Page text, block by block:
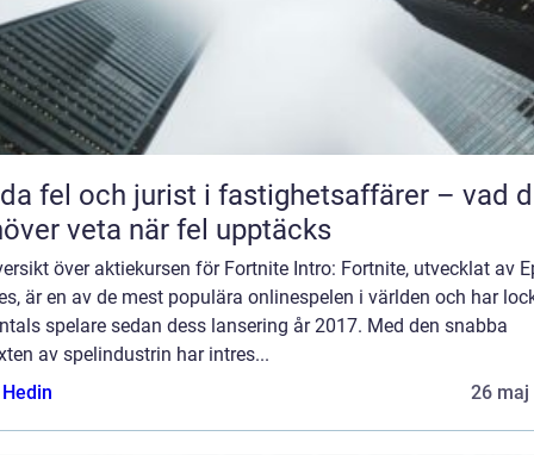
fel och jurist i fastighetsaffärer – vad
veta när fel upptäcks
över aktiekursen för Fortnite Intro: Fortnite, utvecklat av
är en av de mest populära onlinespelen i världen och har
spelare sedan dess lansering år 2017. Med den snabba
av spelindustrin har intres...
26 maj